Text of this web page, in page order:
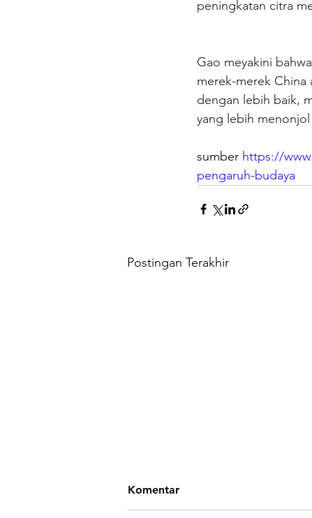
peningkatan citra
Gao meyakini
merek-merek
dengan lebih baik,
yang lebih
sumber https://
pengaruh-budaya
Postingan Terakhir
Komentar